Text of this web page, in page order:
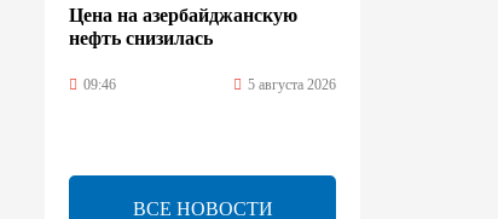
Цена на азербайджанскую
нефть cнизилась
09:46 5 августа 2026
ученый Эргун Кырлыковалы
раскритиковал позицию
ВСЕ НОВОСТИ